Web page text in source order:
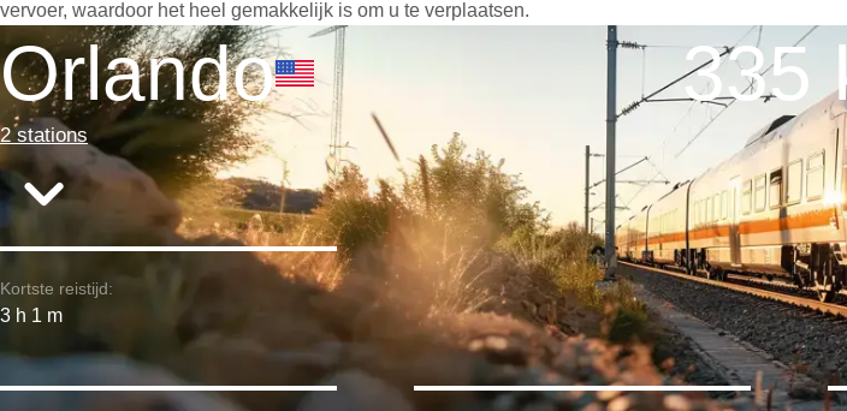
vervoer, waardoor het heel gemakkelijk is om u te verplaatsen.
Orlando
2 stations
335
Kortste reistijd:
3 h 1 m